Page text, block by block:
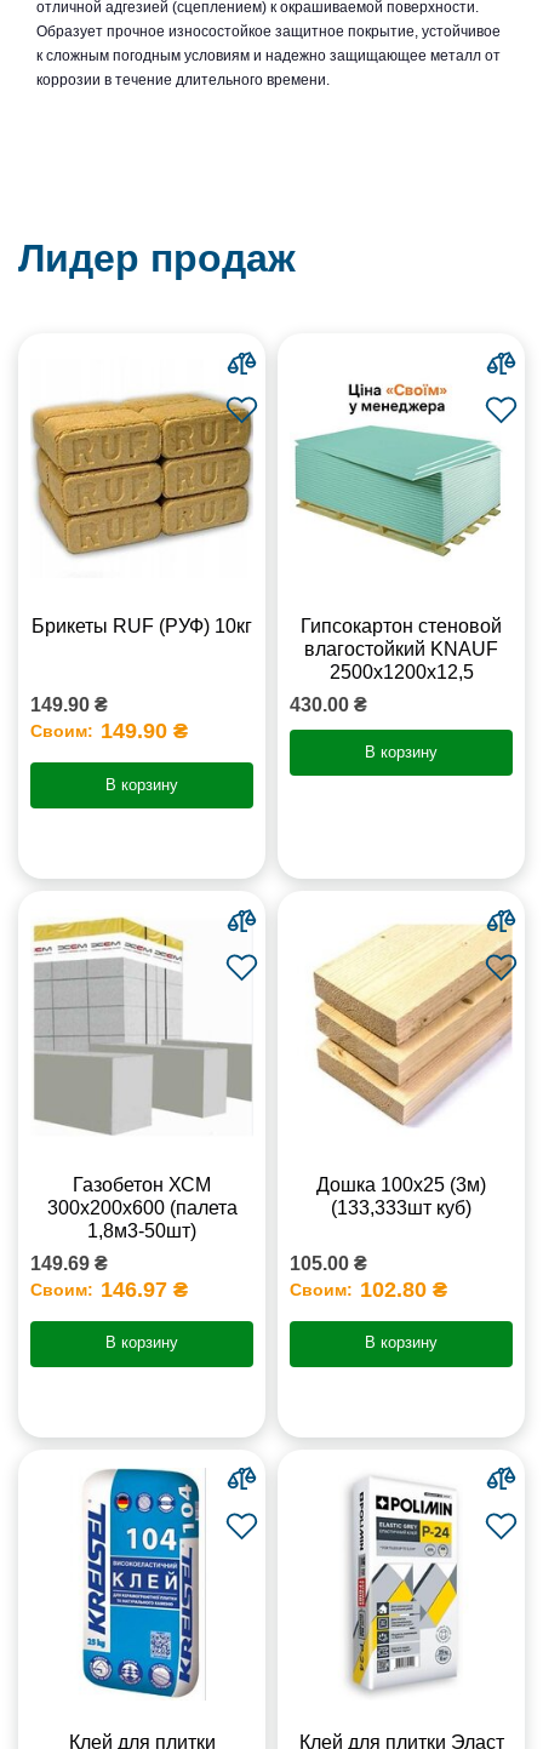
отличной адгезией (сцеплением) к окрашиваемой поверхности.
Образует прочное износостойкое защитное покрытие, устойчивое
к сложным погодным условиям и надежно защищающее металл от
коррозии в течение длительного времени.
Лидер продаж
Брикеты RUF (РУФ) 10кг
149.90 ₴
Своим: 149.90 ₴
В корзину
Гипсокартон стеновой
влагостойкий KNAUF
2500х1200х12,5
430.00 ₴
В корзину
Газобетон ХСМ
300x200x600 (палета
1,8м3-50шт)
149.69 ₴
Своим: 146.97 ₴
В корзину
Дошка 100х25 (3м)
(133,333шт куб)
105.00 ₴
Своим: 102.80 ₴
В корзину
Клей для плитки
Клей для плитки Эласт